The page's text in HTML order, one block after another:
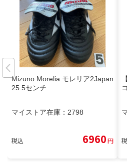
Mizuno Morelia モレリア2Japan
25.5センチ
マイストア在庫： 2798
税込 6960円